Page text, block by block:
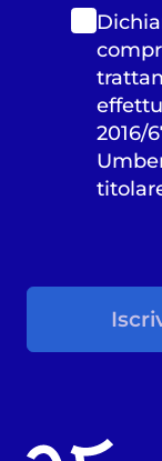
2016/